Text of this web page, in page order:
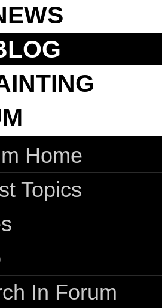
Home
Topics
In Forum